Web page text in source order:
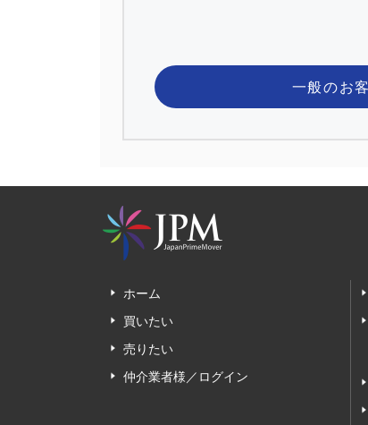
一般のお
ホーム
買いたい
売りたい
仲介業者様／ログイン